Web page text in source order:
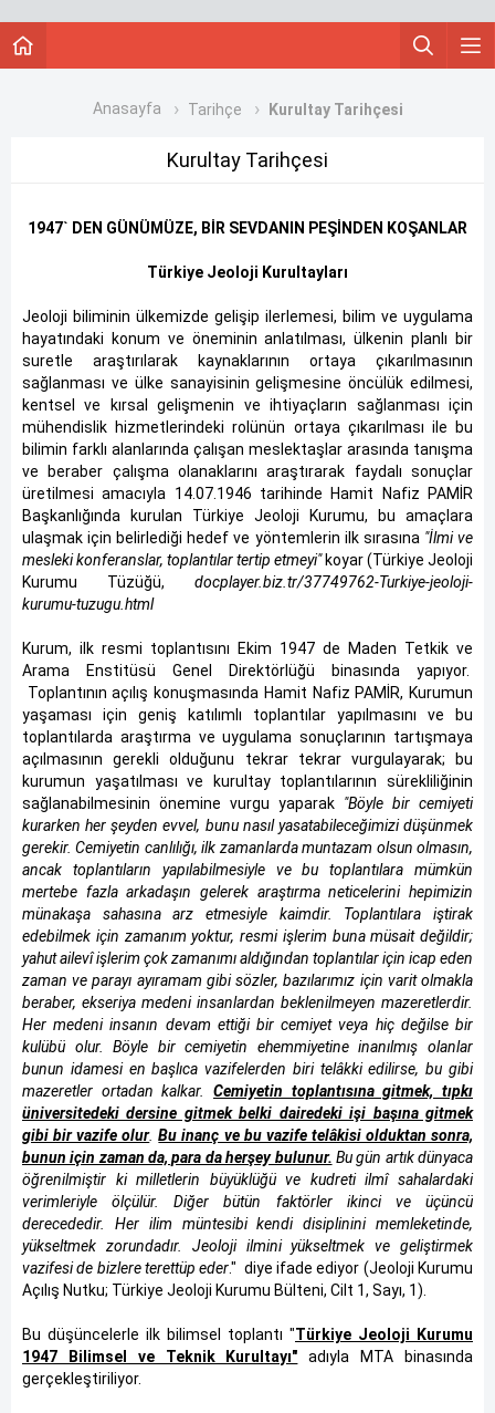
Anasayfa Tarihçe Kurultay Tarihçesi
Kurultay Tarihçesi
1947` DEN GÜNÜMÜZE, BİR SEVDANIN PEŞİNDEN KOŞANLAR
Türkiye Jeoloji Kurultayları
Jeoloji biliminin ülkemizde gelişip ilerlemesi, bilim ve uygulama
hayatındaki konum ve öneminin anlatılması, ülkenin planlı bir
suretle araştırılarak kaynaklarının ortaya çıkarılmasının
sağlanması ve ülke sanayisinin gelişmesine öncülük edilmesi,
kentsel ve kırsal gelişmenin ve ihtiyaçların sağlanması için
mühendislik hizmetlerindeki rolünün ortaya çıkarılması ile bu
bilimin farklı alanlarında çalışan meslektaşlar arasında tanışma
ve beraber çalışma olanaklarını araştırarak faydalı sonuçlar
üretilmesi amacıyla 14.07.1946 tarihinde Hamit Nafiz PAMİR
Başkanlığında kurulan Türkiye Jeoloji Kurumu, bu amaçlara
ulaşmak için belirlediği hedef ve yöntemlerin ilk sırasına "İlmi ve
mesleki konferanslar, toplantılar tertip etmeyi" koyar (Türkiye Jeoloji
Kurumu Tüzüğü, docplayer.biz.tr/37749762-Turkiye-jeoloji-
kurumu-tuzugu.html
Kurum, ilk resmi toplantısını Ekim 1947 de Maden Tetkik ve
Arama Enstitüsü Genel Direktörlüğü binasında yapıyor.
Toplantının açılış konuşmasında Hamit Nafiz PAMİR, Kurumun
yaşaması için geniş katılımlı toplantılar yapılmasını ve bu
toplantılarda araştırma ve uygulama sonuçlarının tartışmaya
açılmasının gerekli olduğunu tekrar tekrar vurgulayarak; bu
kurumun yaşatılması ve kurultay toplantılarının sürekliliğinin
sağlanabilmesinin önemine vurgu yaparak "Böyle bir cemiyeti
kurarken her şeyden evvel, bunu nasıl yasatabileceğimizi düşünmek
gerekir. Cemiyetin canlılığı, ilk zamanlarda muntazam olsun olmasın,
ancak toplantıların yapılabilmesiyle ve bu toplantılara mümkün
mertebe fazla arkadaşın gelerek araştırma neticelerini hepimizin
münakaşa sahasına arz etmesiyle kaimdir. Toplantılara iştirak
edebilmek için zamanım yoktur, resmi işlerim buna müsait değildir;
yahut ailevî işlerim çok zamanımı aldığından toplantılar için icap eden
zaman ve parayı ayıramam gibi sözler, bazılarımız için varit olmakla
beraber, ekseriya medeni insanlardan beklenilmeyen mazeretlerdir.
Her medeni insanın devam ettiği bir cemiyet veya hiç değilse bir
kulübü olur. Böyle bir cemiyetin ehemmiyetine inanılmış olanlar
bunun idamesi en başlıca vazifelerden biri telâkki edilirse, bu gibi
mazeretler ortadan kalkar. Cemiyetin toplantısına gitmek, tıpkı
üniversitedeki dersine gitmek belki dairedeki işi başına gitmek
gibi bir vazife olur.Bu inanç ve bu vazife telâkisi olduktan sonra,
bunun için zaman da, para da herşey bulunur. Bu gün artık dünyaca
öğrenilmiştir ki milletlerin büyüklüğü ve kudreti ilmî sahalardaki
verimleriyle ölçülür. Diğer bütün faktörler ikinci ve üçüncü
derecededir. Her ilim müntesibi kendi disiplinini memleketinde,
yükseltmek zorundadır. Jeoloji ilmini yükseltmek ve geliştirmek
vazifesi de bizlere terettüp eder." diye ifade ediyor (Jeoloji Kurumu
Açılış Nutku; Türkiye Jeoloji Kurumu Bülteni, Cilt 1, Sayı, 1).
Bu düşüncelerle ilk bilimsel toplantı "Türkiye Jeoloji Kurumu
1947 Bilimsel ve Teknik Kurultayı" adıyla MTA binasında
gerçekleştiriliyor.